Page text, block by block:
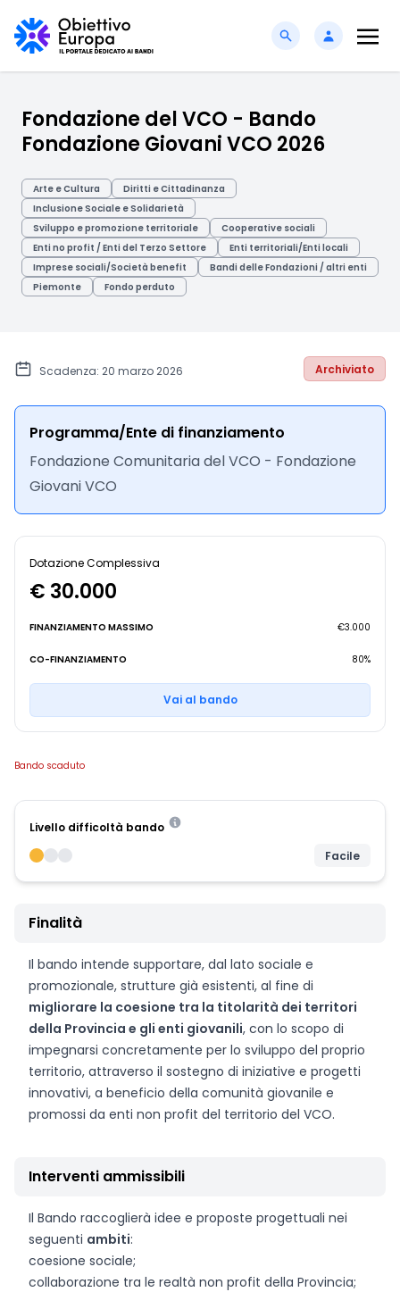
Fondazione del VCO - Bando
Fondazione Giovani VCO 2026
Arte e Cultura
Diritti e Cittadinanza
Inclusione Sociale e Solidarietà
Sviluppo e promozione territoriale
Cooperative sociali
Enti no profit / Enti del Terzo Settore
Enti territoriali/Enti locali
Imprese sociali/Società benefit
Bandi delle Fondazioni / altri enti
Piemonte
Fondo perduto
Scadenza: 20 marzo 2026 Archiviato
Programma/Ente di finanziamento
Fondazione Comunitaria del VCO - Fondazione
Giovani VCO
Dotazione Complessiva
€ 30.000
FINANZIAMENTO MASSIMO €3.000
CO-FINANZIAMENTO 80%
Vai al bando
Bando scaduto
Livello difficoltà bando
Facile
Finalità
Il bando intende supportare, dal lato sociale e
promozionale, strutture già esistenti, al fine di
migliorare la coesione tra la titolarità dei territori
della Provincia e gli enti giovanili, con lo scopo di
impegnarsi concretamente per lo sviluppo del proprio
territorio, attraverso il sostegno di iniziative e progetti
innovativi, a beneficio della comunità giovanile e
promossi da enti non profit del territorio del VCO.
Interventi ammissibili
Il Bando raccoglierà idee e proposte progettuali nei
seguenti ambiti:
coesione sociale;
collaborazione tra le realtà non profit della Provincia;